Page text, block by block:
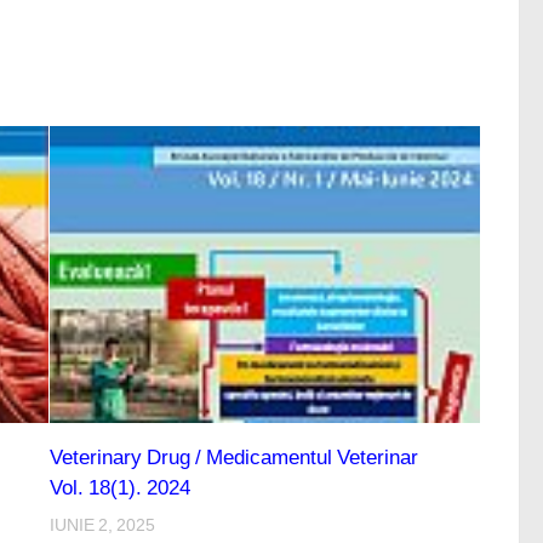
Veterinary Drug / Medicamentul Veterinar
Vol. 18(1). 2024
IUNIE 2, 2025